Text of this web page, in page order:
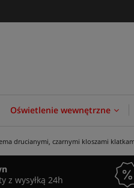
Oświetlenie wewnętrzne
drucianymi, czarnymi kloszami
z wysyłką 24h